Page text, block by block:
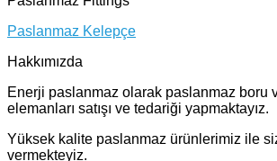
Paslanmaz Kelepçe
Hakkımızda
Enerji paslanmaz olarak paslanmaz boru
elemanları satışı ve tedariği yapmaktayız.
Yüksek kalite paslanmaz ürünlerimiz ile
vermekteyiz.